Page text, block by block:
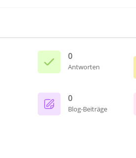
0
Antworten
0
Blog-Beiträge